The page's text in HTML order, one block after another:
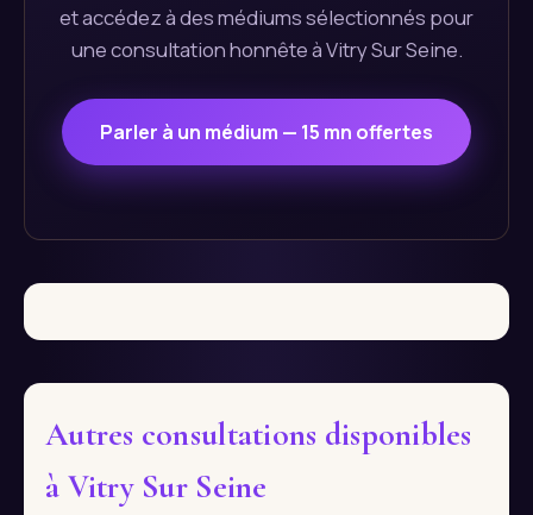
et accédez à des médiums sélectionnés pour
une consultation honnête à Vitry Sur Seine.
Parler à un médium — 15 mn offertes
Autres consultations disponibles
à Vitry Sur Seine